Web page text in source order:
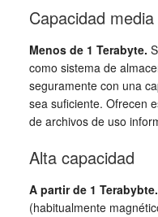
Capacidad media
Menos de 1 Terabyte.
como sistema de
seguramente con una
sea suficiente. Ofrecen
de archivos de uso
Alta capacidad
A partir de 1 Terabybte.
(habitualmente